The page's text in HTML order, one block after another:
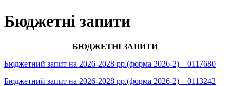
Бюджетні запити
БЮДЖЕТНІ ЗАПИТИ
Бюджетний запит на 2026-2028 рр.(форма 2026-2) – 0117680
Бюджетний запит на 2026-2028 рр.(форма 2026-2) – 0113242